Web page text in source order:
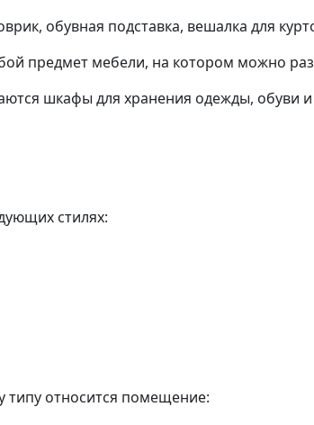
обувная подставка, вешалка для
предмет мебели, на котором можно
шкафы для хранения одежды, обуви и
стилях:
типу относится помещение: